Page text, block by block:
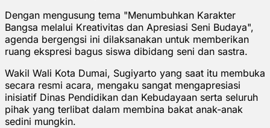
Dengan mengusung tema "Menumbuhkan Karakter
Bangsa melalui Kreativitas dan Apresiasi Seni Budaya",
agenda bergengsi ini dilaksanakan untuk memberikan
ruang ekspresi bagus siswa dibidang seni dan sastra.
Wakil Wali Kota Dumai, Sugiyarto yang saat itu membuka
secara resmi acara, mengaku sangat mengapresiasi
inisiatif Dinas Pendidikan dan Kebudayaan serta seluruh
pihak yang terlibat dalam membina bakat anak-anak
sedini mungkin.